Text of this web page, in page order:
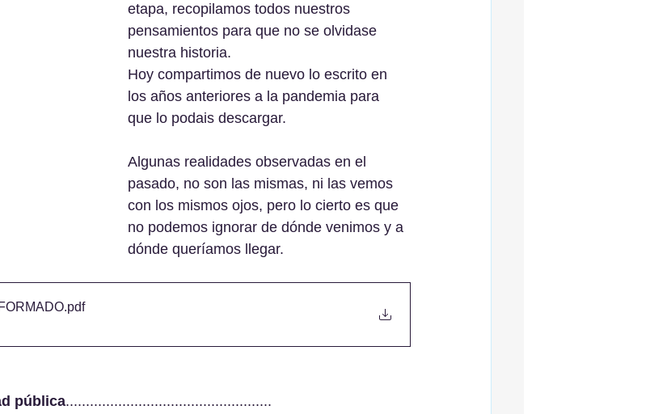
etapa, recopilamos todos nuestros
pensamientos para que no se olvidase
nuestra historia.
Hoy compartimos de nuevo lo escrito en
los años anteriores a la pandemia para
que lo podais descargar.
Algunas realidades observadas en el
pasado, no son las mismas, ni las vemos
con los mismos ojos, pero lo cierto es que
no podemos ignorar de dónde venimos y a
dónde queríamos llegar.
.pdf
pública...................................................